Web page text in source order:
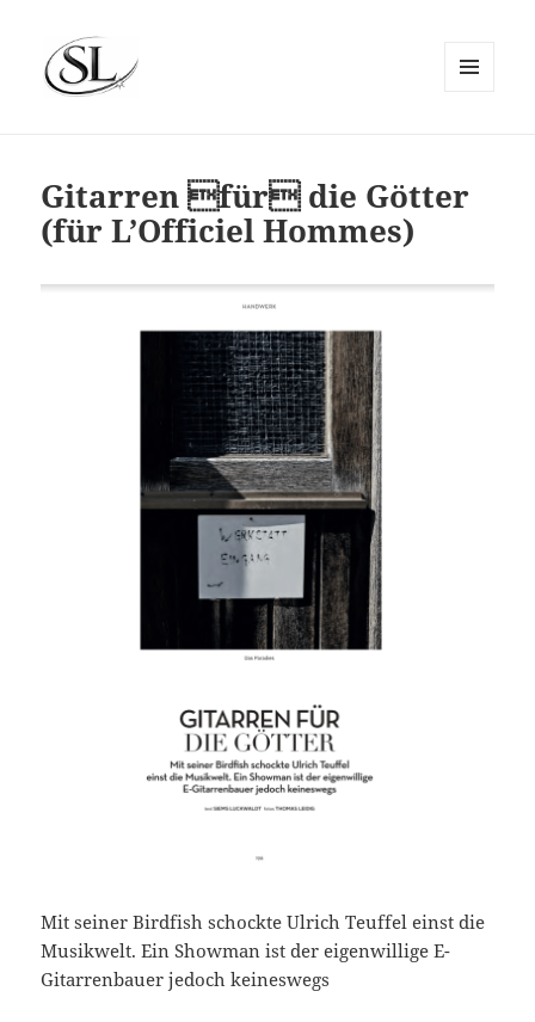
Gitarren für die Götter
(für L’Officiel Hommes)
Mit seiner Birdfish schockte Ulrich Teuffel einst die
Musikwelt. Ein Showman ist der eigenwillige E-
Gitarrenbauer jedoch keineswegs